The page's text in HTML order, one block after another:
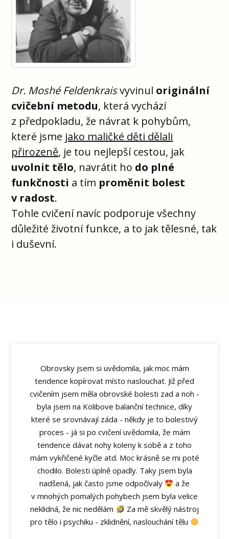
Dr. Moshé Feldenkraisvyvinul originální
cvičební metodu, která vychází
z předpokladu, že návrat k pohybům,
které jsme jako maličké děti dělali
přirozeně, je tou nejlepší cestou, jak
uvolnit tělo, navrátit ho do plné
funkčnosti a tím proměnit bolest
v radost.
Tohle cvičení navíc podporuje všechny
důležité životní funkce, a to jak tělesné, tak
i duševní.
Obrovsky jsem si uvědomila, jak moc mám
tendence kopírovat místo naslouchat. Již před
cvičením jsem měla obrovské bolesti zad a noh -
byla jsem na Kolibove balanční technice, díky
které se srovnávají záda - někdy je to bolestivý
proces - já si po cvičení uvědomila, že mám
tendence dávat nohy koleny k sobě a z toho
mám vykřičené kyčle atd. Moc krásně se mi poté
chodilo. Bolesti úplně opadly. Taky jsem byla
nadšená, jak často jsme odpočívaly
a že
v mnohých pomalých pohybech jsem byla velice
neklidná, že nic nedělám
Za mě skvělý nástroj
pro tělo i psychiku - zklidnění, naslouchání tělu